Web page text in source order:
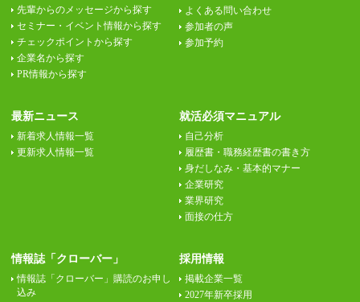
先輩からのメッセージから探す
セミナー・イベント情報から探す
チェックポイントから探す
企業名から探す
PR情報から探す
よくある問い合わせ
参加者の声
参加予約
最新ニュース
新着求人情報一覧
更新求人情報一覧
就活必須マニュアル
自己分析
履歴書・職務経歴書の書き方
身だしなみ・基本的マナー
企業研究
業界研究
面接の仕方
情報誌「クローバー」
情報誌「クローバー」購読のお申し
込み
採用情報
掲載企業一覧
2027年新卒採用